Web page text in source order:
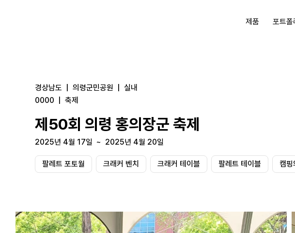
제품 포트폴
경상남도 의령군민공원
실내
0000
축제
제50회 의령 홍의장군 축제
2025년 4월 17일 ~ 2025년 4월 20일
팔레트 포토월 크래커 벤치 크래커 테이블 팔레트 테이블 캠핑